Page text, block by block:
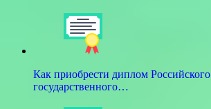
Как приобрести диплом Российского
государственного…